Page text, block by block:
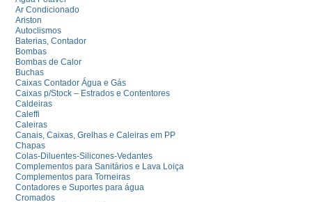
Ar Condicionado
Ariston
Autoclismos
Baterias, Contador
Bombas
Bombas de Calor
Buchas
Caixas Contador Água e Gás
Caixas p/Stock – Estrados e Contentores
Caldeiras
Caleffi
Caleiras
Canais, Caixas, Grelhas e Caleiras em PP
Chapas
Colas-Diluentes-Silicones-Vedantes
Complementos para Sanitários e Lava Loiça
Complementos para Torneiras
Contadores e Suportes para água
Cromados